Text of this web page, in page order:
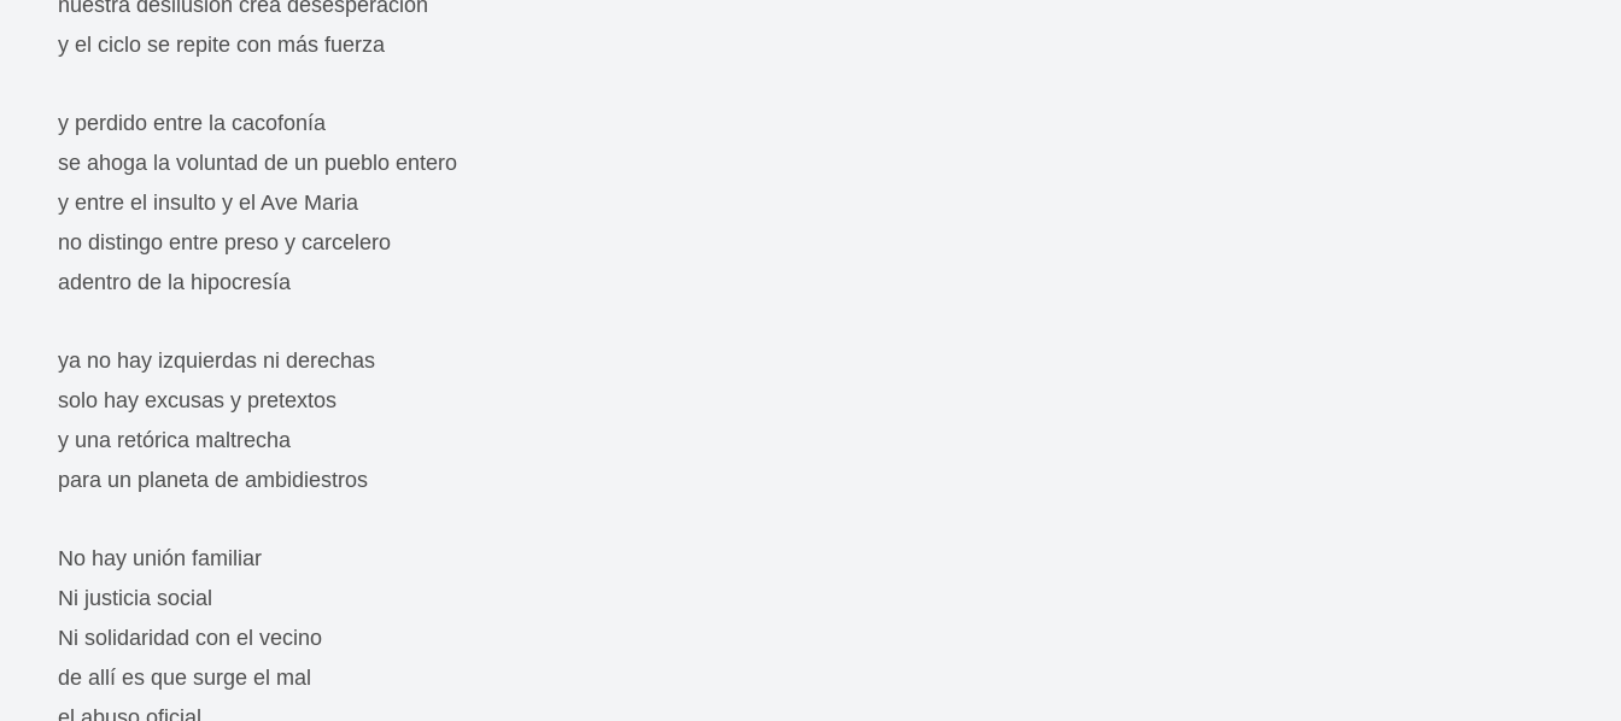
nuestra desilusión crea desesperación
y el ciclo se repite con más fuerza
y perdido entre la cacofonía
se ahoga la voluntad de un pueblo entero
y entre el insulto y el Ave Maria
no distingo entre preso y carcelero
adentro de la hipocresía
ya no hay izquierdas ni derechas
solo hay excusas y pretextos
y una retórica maltrecha
para un planeta de ambidiestros
No hay unión familiar
Ni justicia social
Ni solidaridad con el vecino
de allí es que surge el mal